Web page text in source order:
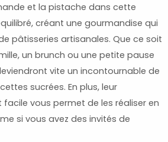
et la pistache dans cette
créant une gourmandise qui
pâtisseries artisanales. Que ce soit
un brunch ou une petite pause
vite un incontournable de
sucrées. En plus, leur
vous permet de les réaliser en
si vous avez des invités de